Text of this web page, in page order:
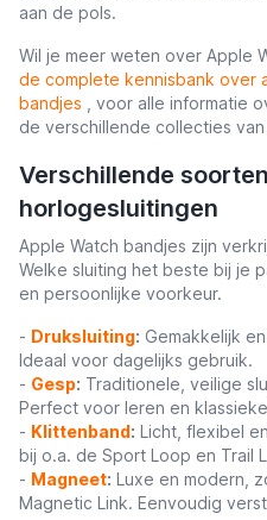
aan de pols.
Wil je meer weten over Apple
de complete kennisbank over
bandjes
, voor alle informatie
de verschillende collecties
Verschillende
horlogesluitingen
Apple Watch bandjes zijn
Welke sluiting het beste bij je
en persoonlijke voorkeur.
- Druksluiting: Gemakkelijk
Ideaal voor dagelijks gebruik.
- Gesp: Traditionele, veilige
Perfect voor leren en
- Klittenband: Licht, flexibel
bij o.a. de Sport Loop en Trail
- Magneet: Luxe en modern,
Magnetic Link. Eenvoudig